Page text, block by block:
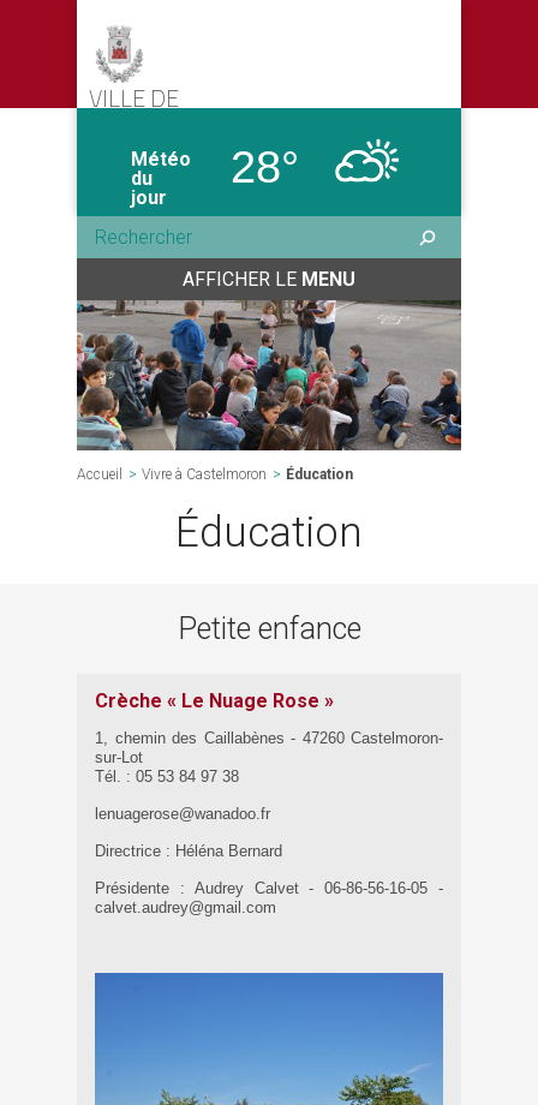
VILLE DE
Météo
du
jour
28°
AFFICHER LE MENU
Accueil > Vivre à Castelmoron > Éducation
Éducation
Petite enfance
Crèche « Le Nuage Rose »
1, chemin des Caillabènes - 47260 Castelmoron-
sur-Lot
Tél. : 05 53 84 97 38
lenuagerose@wanadoo.fr
Directrice : Héléna Bernard
Présidente : Audrey Calvet - 06-86-56-16-05 -
calvet.audrey@gmail.com